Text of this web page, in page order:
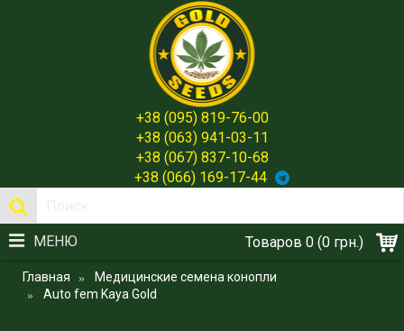
+38 (095) 819-76-00
+38 (063) 941-03-11
+38 (067) 837-10-68
+38 (066) 169-17-44
Товаров 0 (0 грн.)
МЕНЮ
Главная
Медицинские семена конопли
Auto fem Kaya Gold